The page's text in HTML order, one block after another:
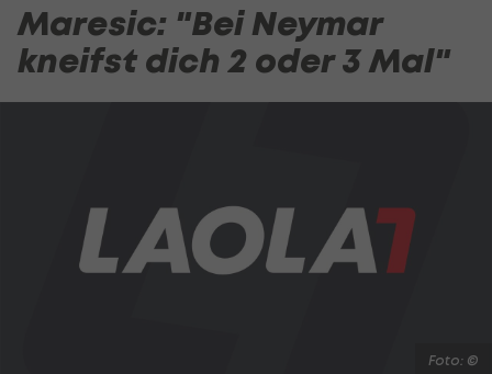
Maresic: "Bei Neymar
kneifst dich 2 oder 3 Mal"
Foto: ©